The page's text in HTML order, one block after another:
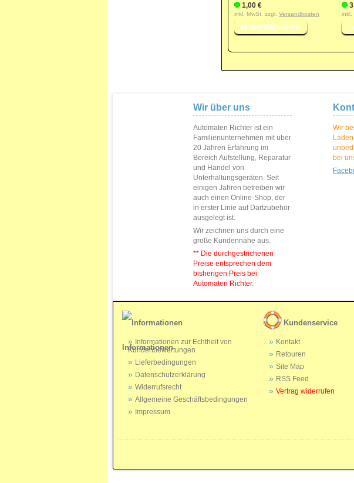
1,00 €
inkl. MwSt, zzgl. Versandkosten inkl.
Wir über uns
Automaten Richter ist ein
Familienunternehmen mit über
20 Jahren Erfahrung im
Bereich Aufstellung, Reparatur
und Handel von
Unterhaltungsgeräten. Seit
einigen Jahren betreiben wir
auch einen Online-Shop, der
in erster Linie auf Dartzubehör
ausgelegt ist.
Wir zeichnen uns durch eine
große Kundennähe aus.
** Die durchgestrichenen
Preise entsprechen dem
bisherigen Preis bei
Automaten Richter.
Wir
bei
Informationen
Informationen zur Echtheit von
Kundenbewertungen
Lieferbedingungen
Datenschutzerklärung
Widerrufsrecht
Allgemeine Geschäftsbedingungen
Impressum
Kundenservice
Kontakt
Retouren
Site Map
RSS Feed
Vertrag widerrufen